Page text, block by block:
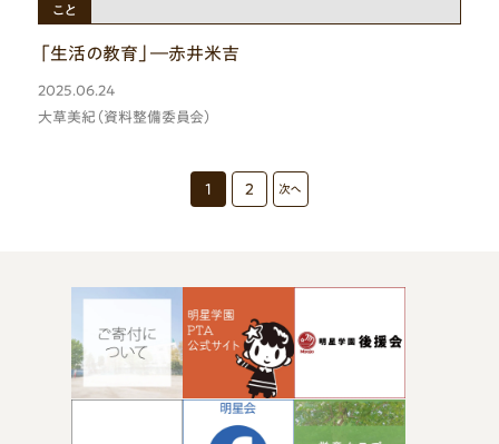
ひと
こと
「生活の教育」―赤井米吉
2025.06.24
大草美紀（資料整備委員会）
1 2 次へ